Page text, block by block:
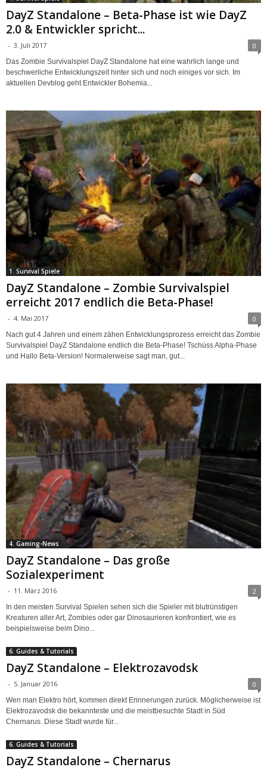
DayZ Standalone – Beta-Phase ist wie DayZ
2.0 & Entwickler spricht...
- 3. Juli 2017 0
Das Zombie Survivalspiel DayZ Standalone hat eine wahrlich lange und
beschwerliche Entwicklungszeit hinter sich und noch einiges vor sich. Im
aktuellen Devblog geht Entwickler Bohemia...
1. Survival Spiele
DayZ Standalone – Zombie Survivalspiel
erreicht 2017 endlich die Beta-Phase!
- 4. Mai 2017 0
Nach gut 4 Jahren und einem zähen Entwicklungsprozess erreicht das Zombie
Survivalspiel DayZ Standalone endlich die Beta-Phase! Tschüss Alpha-Phase
und Hallo Beta-Version! Normalerweise sagt man, gut...
4. Gaming-News
DayZ Standalone – Das große
Sozialexperiment
- 11. März 2016 2
In den meisten Survival Spielen sehen sich die Spieler mit blutrünstigen
Kreaturen aller Art, Zombies oder gar Dinosaurieren konfrontiert, wie es
beispielsweise beim Dino...
6. Guides & Tutorials
DayZ Standalone – Elektrozavodsk
- 5. Januar 2016 0
Wen man Elektro hört, kommen direkt Erinnerungen zurück. Möglicherweise ist
Elektrozavodsk die bekannteste und die meistbesuchte Stadt in Süd
Chernarus. Diese Stadt wurde für...
6. Guides & Tutorials
DayZ Standalone – Chernarus